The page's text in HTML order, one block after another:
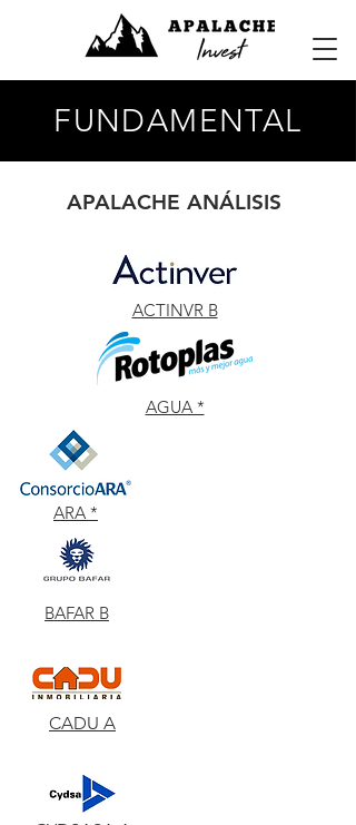
FUNDAMENTAL
APALACHE ANÁLISIS
ACTINVR B
AGUA *
ARA *
BAFAR B
CADU A